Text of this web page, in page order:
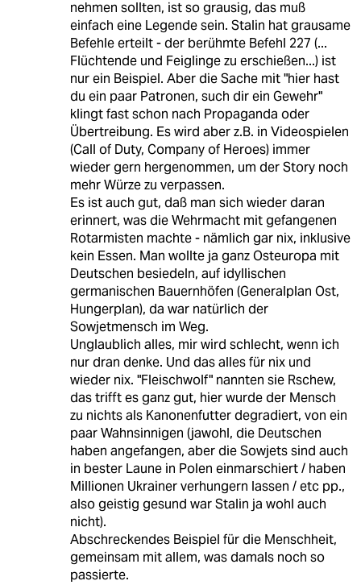
nehmen sollten, ist so grausig, das muß
einfach eine Legende sein. Stalin hat grausame
Befehle erteilt - der berühmte Befehl 227 (...
Flüchtende und Feiglinge zu erschießen...) ist
nur ein Beispiel. Aber die Sache mit "hier hast
du ein paar Patronen, such dir ein Gewehr"
klingt fast schon nach Propaganda oder
Übertreibung. Es wird aber z.B. in Videospielen
(Call of Duty, Company of Heroes) immer
wieder gern hergenommen, um der Story noch
mehr Würze zu verpassen.
Es ist auch gut, daß man sich wieder daran
erinnert, was die Wehrmacht mit gefangenen
Rotarmisten machte - nämlich gar nix, inklusive
kein Essen. Man wollte ja ganz Osteuropa mit
Deutschen besiedeln, auf idyllischen
germanischen Bauernhöfen (Generalplan Ost,
Hungerplan), da war natürlich der
Sowjetmensch im Weg.
Unglaublich alles, mir wird schlecht, wenn ich
nur dran denke. Und das alles für nix und
wieder nix. "Fleischwolf" nannten sie Rschew,
das trifft es ganz gut, hier wurde der Mensch
zu nichts als Kanonenfutter degradiert, von ein
paar Wahnsinnigen (jawohl, die Deutschen
haben angefangen, aber die Sowjets sind auch
in bester Laune in Polen einmarschiert / haben
Millionen Ukrainer verhungern lassen / etc pp.,
also geistig gesund war Stalin ja wohl auch
nicht).
Abschreckendes Beispiel für die Menschheit,
gemeinsam mit allem, was damals noch so
passierte.